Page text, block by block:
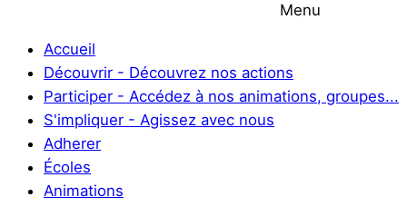
Menu
Accueil
Découvrir - Découvrez nos actions
Participer - Accédez à nos animations, groupes...
S'impliquer - Agissez avec nous
Adherer
Écoles
Animations